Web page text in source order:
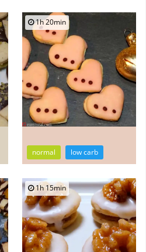
1h 20min
normal low carb
1h 15min